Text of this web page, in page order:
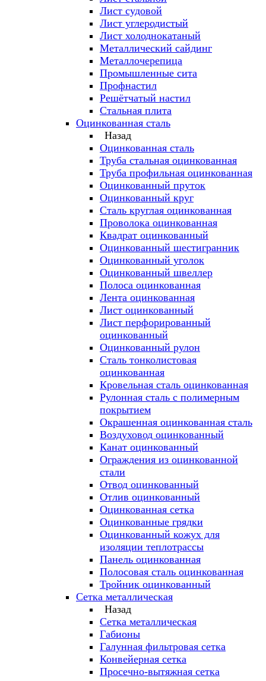
Лист судовой
Лист углеродистый
Лист холоднокатаный
Металлический сайдинг
Металлочерепица
Промышленные сита
Профнастил
Решётчатый настил
Стальная плита
Оцинкованная сталь
Назад
Оцинкованная сталь
Труба стальная оцинкованная
Труба профильная оцинкованная
Оцинкованный пруток
Оцинкованный круг
Сталь круглая оцинкованная
Проволока оцинкованная
Квадрат оцинкованный
Оцинкованный шестигранник
Оцинкованный уголок
Оцинкованный швеллер
Полоса оцинкованная
Лента оцинкованная
Лист оцинкованный
Лист перфорированный
оцинкованный
Оцинкованный рулон
Сталь тонколистовая
оцинкованная
Кровельная сталь оцинкованная
Рулонная сталь с полимерным
покрытием
Окрашенная оцинкованная сталь
Воздуховод оцинкованный
Канат оцинкованный
Ограждения из оцинкованной
стали
Отвод оцинкованный
Отлив оцинкованный
Оцинкованная сетка
Оцинкованные грядки
Оцинкованный кожух для
изоляции теплотрассы
Панель оцинкованная
Полосовая сталь оцинкованная
Тройник оцинкованный
Сетка металлическая
Назад
Сетка металлическая
Габионы
Галунная фильтровая сетка
Конвейерная сетка
Просечно-вытяжная сетка